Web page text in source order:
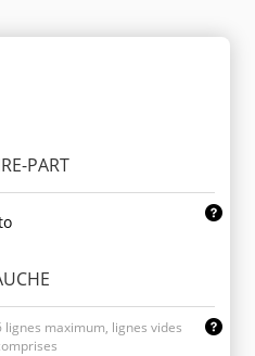
PART
lignes maximum, lignes vides